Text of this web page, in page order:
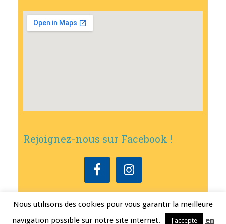
Rejoignez-nous sur Facebook !
Mairie de Bouxwiller • Conception
Mentions légales
Nous utilisons des cookies pour vous garantir la meilleure
navigation possible sur notre site internet.
J'accepte en